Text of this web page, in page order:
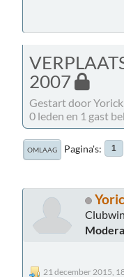
2007
Gestart door
0 leden en 1 gast
OMLAAG Pagina's 1
21 december 2015,